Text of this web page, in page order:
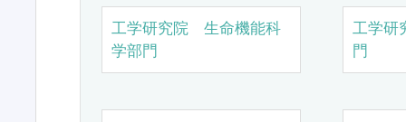
工学研究院 生命機能科
学部門
工学研
門